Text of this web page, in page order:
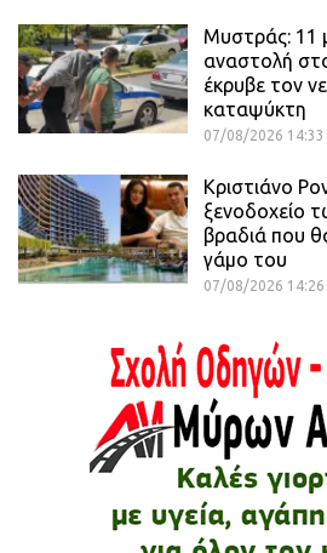
Μυστράς: 11
αναστολή
έκρυβε τον
καταψύκτη
07/08/2026 14:33
Κριστιάνο
ξενοδοχείο
βραδιά που
γάμο του
07/08/2026 14:26